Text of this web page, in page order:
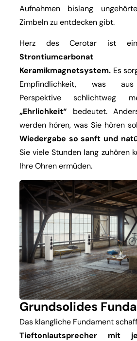
Aufnahmen bislang
Zimbeln zu entdecken gibt.
Herz des Cerotar ist
Keramikmagnetsystem. Es
Empfindlichkeit, was aus
Perspektive schlichtweg
„Ehrlichkeit“ bedeutet.
werden hören, was Sie hören
Wiedergabe so sanft und
Sie viele Stunden lang zuhören
Ihre Ohren ermüden.
Grundsolides
Das klangliche Fundament
Tieftonlautsprecher mit